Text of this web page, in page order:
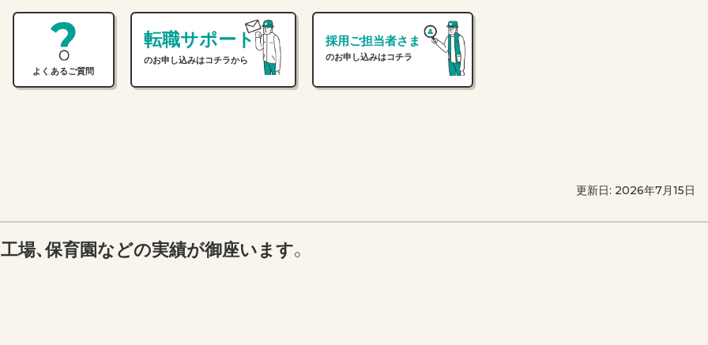
よくあるご質問
転職サポート
のお申し込みはコチラから
採用ご担当者さま
のお申し込みはコチラ
更新日: 2026年7月15日
場、保育園などの実績が御座います。